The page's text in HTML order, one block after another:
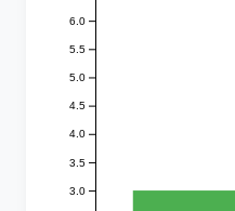
3.0
3.5
4.0
4.5
5.0
5.5
6.0